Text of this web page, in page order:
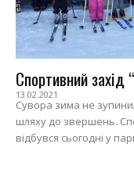
Спортивний захід
13.02.2021
Сувора зима не
шляху до звершень.
відбувся сьогодні у